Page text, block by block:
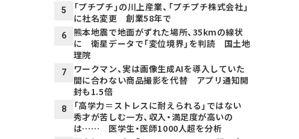
5
「プチプチ」の川上産業、「プチプチ株式会社」
に社名変更 創業58年で
6
熊本地震で地面がずれた場所、35kmの線状
に 衛星データで「変位境界」を判読 国土地
理院
7
ワークマン、実は画像生成AIを導入していた
間に合わない商品撮影を代替 アプリ通知開
封も1.5倍
8
「高学力＝ストレスに耐えられる」ではない
秀才が苦しむ一方、収入・満足度が高いの
は…… 医学生・医師1000人超を分析